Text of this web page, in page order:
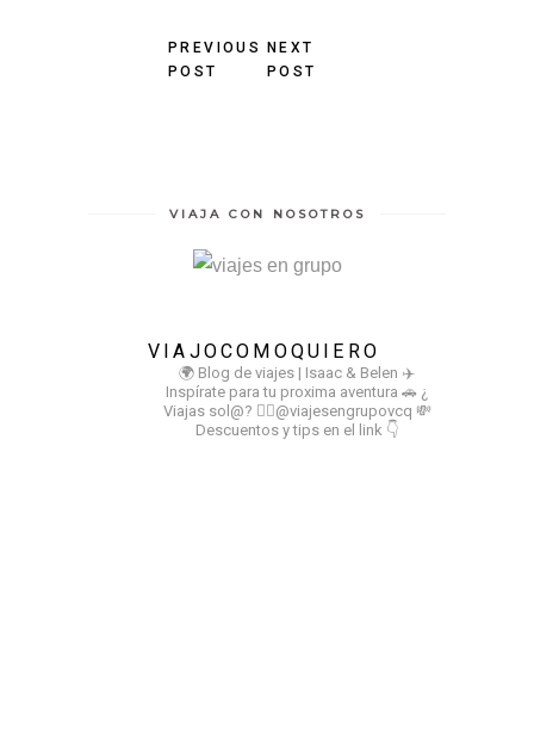
PREVIOUS
POST
NEXT
POST
VIAJA CON NOSOTROS
VIAJOCOMOQUIERO
🌍 Blog de viajes | Isaac & Belen ✈️
Inspírate para tu proxima aventura 🚗 ¿
Viajas sol@? 👉🏻@viajesengrupovcq 💸
Descuentos y tips en el link 👇